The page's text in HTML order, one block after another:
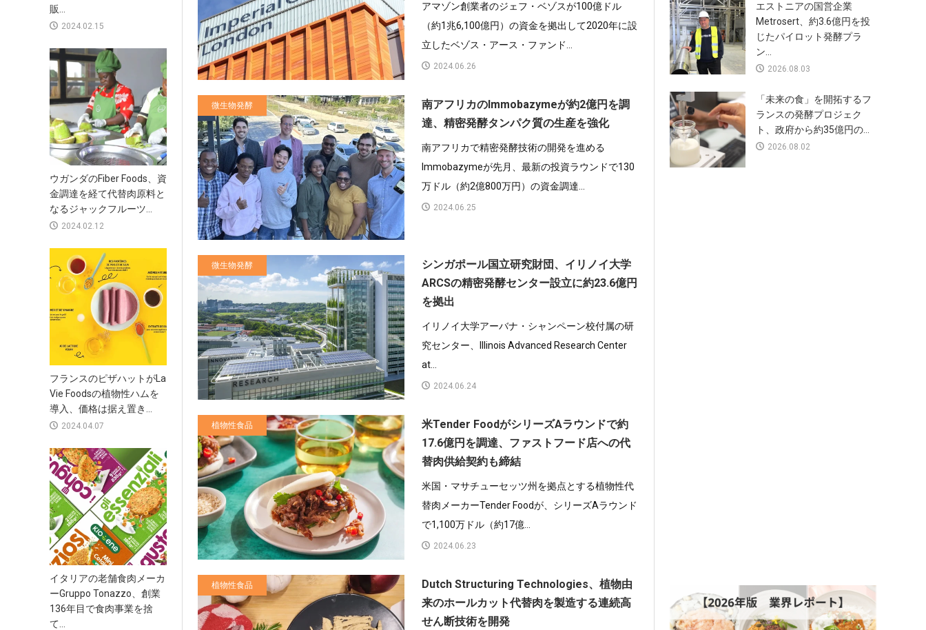
アマゾン創業者のジェフ・ベゾスが100億ドル
（約1兆6,100億円）の資金を拠出して2020年に設
立したベゾス・アース・ファンド...
2024.06.26
微生物発酵
南アフリカのImmobazymeが約2億円を調
達、精密発酵タンパク質の生産を強化
南アフリカで精密発酵技術の開発を進める
Immobazymeが先月、最新の投資ラウンドで130
万ドル（約2億800万円）の資金調達...
2024.06.25
微生物発酵
シンガポール国立研究財団、イリノイ大学
ARCSの精密発酵センター設立に約23.6億円
を拠出
イリノイ大学アーバナ・シャンペーン校付属の研
究センター、Illinois Advanced Research Center
at...
2024.06.24
植物性食品
米Tender FoodがシリーズAラウンドで約
17.6億円を調達、ファストフード店への代
替肉供給契約も締結
米国・マサチューセッツ州を拠点とする植物性代
替肉メーカーTender Foodが、シリーズAラウンド
で1,100万ドル（約17億...
2024.06.23
植物性食品
Dutch Structuring Technologies、植物由
来のホールカット代替肉を製造する連続高
せん断技術を開発
販...
2024.02.15
ウガンダのFiber Foods、資
金調達を経て代替肉原料と
なるジャックフルーツ...
2024.02.12
フランスのピザハットがLa
Vie Foodsの植物性ハムを
導入、価格は据え置き...
2024.04.07
イタリアの老舗食肉メーカ
ーGruppo Tonazzo、創業
136年目で食肉事業を捨
て...
エストニアの国営企業
Metrosert、約3.6億円を投
じたパイロット発酵プラ
ン...
2026.08.03
「未来の食」を開拓するフ
ランスの発酵プロジェク
ト、政府から約35億円の...
2026.08.02